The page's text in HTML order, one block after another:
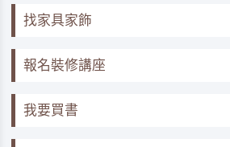
找家具家飾
報名裝修講座
我要買書